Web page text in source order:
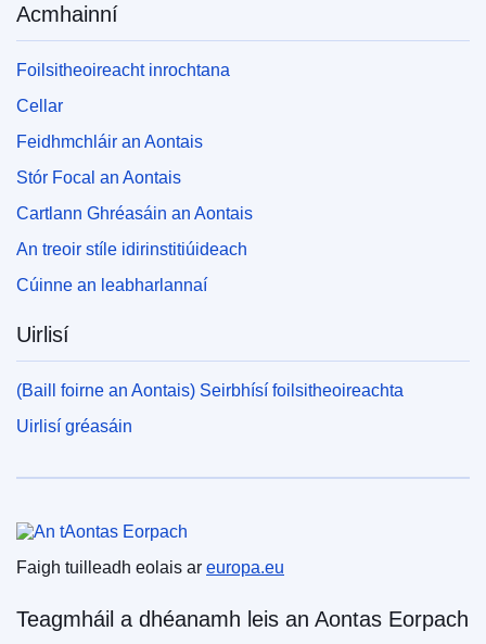
Acmhainní
Foilsitheoireacht inrochtana
Cellar
Feidhmchláir an Aontais
Stór Focal an Aontais
Cartlann Ghréasáin an Aontais
An treoir stíle idirinstitiúideach
Cúinne an leabharlannaí
Uirlisí
(Baill foirne an Aontais) Seirbhísí foilsitheoireachta
Uirlisí gréasáin
An tAontas Eorpach
Faigh tuilleadh eolais ar europa.eu
Teagmháil a dhéanamh leis an Aontas Eorpach